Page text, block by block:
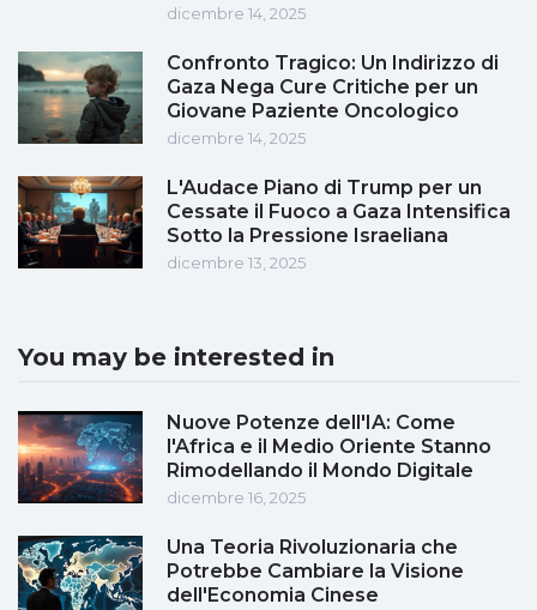
dicembre 14, 2025
Confronto Tragico: Un Indirizzo di
Gaza Nega Cure Critiche per un
Giovane Paziente Oncologico
dicembre 14, 2025
L'Audace Piano di Trump per un
Cessate il Fuoco a Gaza Intensifica
Sotto la Pressione Israeliana
dicembre 13, 2025
You may be interested in
Nuove Potenze dell'IA: Come
l'Africa e il Medio Oriente Stanno
Rimodellando il Mondo Digitale
dicembre 16, 2025
Una Teoria Rivoluzionaria che
Potrebbe Cambiare la Visione
dell'Economia Cinese